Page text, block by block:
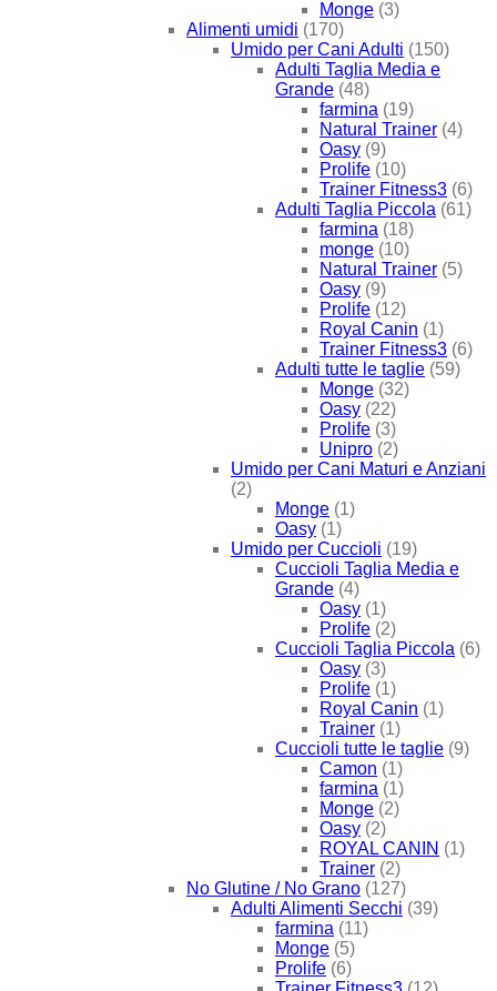
Monge (3)
Alimenti umidi (170)
Umido per Cani Adulti (150)
Adulti Taglia Media e
Grande (48)
farmina (19)
Natural Trainer (4)
Oasy (9)
Prolife (10)
Trainer Fitness3 (6)
Adulti Taglia Piccola (61)
farmina (18)
monge (10)
Natural Trainer (5)
Oasy (9)
Prolife (12)
Royal Canin (1)
Trainer Fitness3 (6)
Adulti tutte le taglie (59)
Monge (32)
Oasy (22)
Prolife (3)
Unipro (2)
Umido per Cani Maturi e Anziani
(2)
Monge (1)
Oasy (1)
Umido per Cuccioli (19)
Cuccioli Taglia Media e
Grande (4)
Oasy (1)
Prolife (2)
Cuccioli Taglia Piccola (6)
Oasy (3)
Prolife (1)
Royal Canin (1)
Trainer (1)
Cuccioli tutte le taglie (9)
Camon (1)
farmina (1)
Monge (2)
Oasy (2)
ROYAL CANIN (1)
Trainer (2)
No Glutine / No Grano (127)
Adulti Alimenti Secchi (39)
farmina (11)
Monge (5)
Prolife (6)